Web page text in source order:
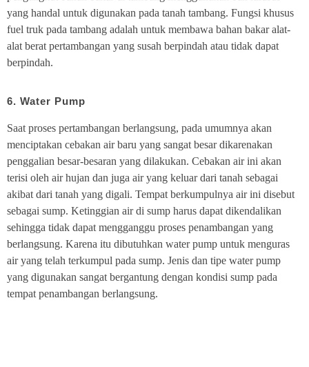
yang handal untuk digunakan pada tanah tambang. Fungsi khusus
fuel truk pada tambang adalah untuk membawa bahan bakar alat-
alat berat pertambangan yang susah berpindah atau tidak dapat
berpindah.
6. Water Pump
Saat proses pertambangan berlangsung, pada umumnya akan
menciptakan cebakan air baru yang sangat besar dikarenakan
penggalian besar-besaran yang dilakukan. Cebakan air ini akan
terisi oleh air hujan dan juga air yang keluar dari tanah sebagai
akibat dari tanah yang digali. Tempat berkumpulnya air ini disebut
sebagai sump. Ketinggian air di sump harus dapat dikendalikan
sehingga tidak dapat mengganggu proses penambangan yang
berlangsung. Karena itu dibutuhkan water pump untuk menguras
air yang telah terkumpul pada sump. Jenis dan tipe water pump
yang digunakan sangat bergantung dengan kondisi sump pada
tempat penambangan berlangsung.